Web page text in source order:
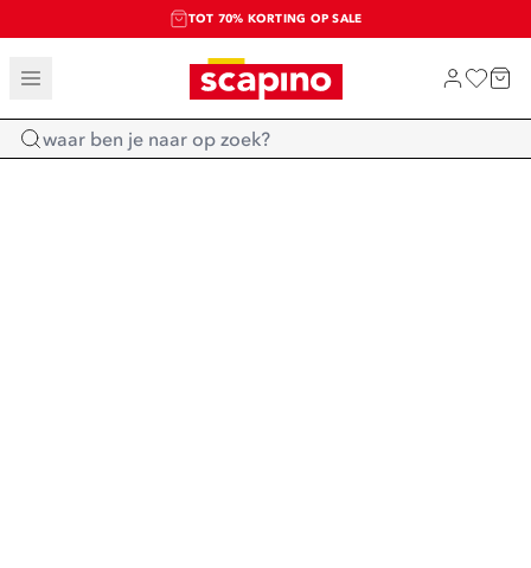
TOT 70% KORTING OP SALE
SALE: LAATSTE KANS!
SHOP NIEUW
Home